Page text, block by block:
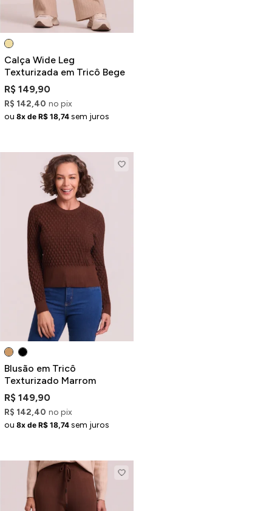
Calça Wide Leg
Texturizada em Tricô Bege
R$ 149,90
R$ 142,40 no pix
ou 8x de R$ 18,74 sem juros
Blusão em Tricô
Texturizado Marrom
R$ 149,90
R$ 142,40 no pix
ou 8x de R$ 18,74 sem juros